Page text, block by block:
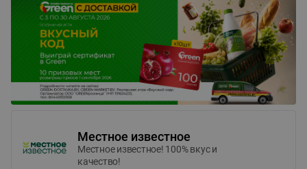
Местное известное
Местное известное! 100% вкус и
качество!